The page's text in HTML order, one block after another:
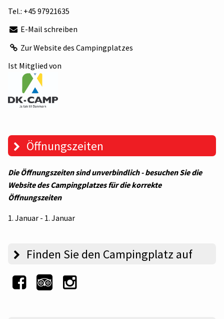
Tel.: +45 97921635
E-Mail schreiben
Zur Website des Campingplatzes
Ist Mitglied von
Öffnungszeiten
Die Öffnungszeiten sind unverbindlich - besuchen Sie die
Website des Campingplatzes für die korrekte
Öffnungszeiten
1. Januar - 1. Januar
Finden Sie den Campingplatz auf